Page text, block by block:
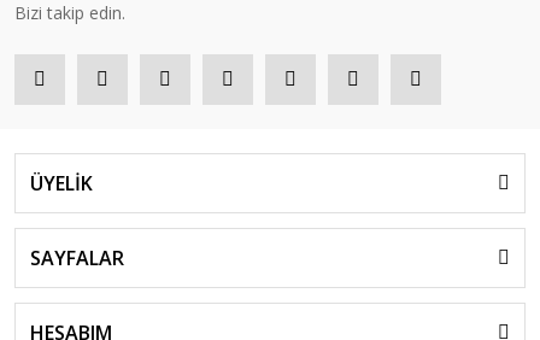
Bizi takip edin.
ÜYELİK
SAYFALAR
HESABIM